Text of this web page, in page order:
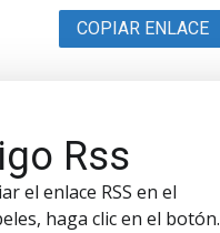
COPIAR ENLACE
Rss
el enlace RSS en el
haga clic en el botón.